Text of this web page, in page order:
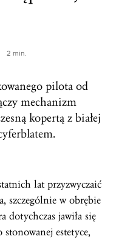
2 min.
pilota od
mechanizm
kopertą z białej
lat przyzwyczaić
szczególnie w obrębie
dotychczas jawiła się
stonowanej estetyce,